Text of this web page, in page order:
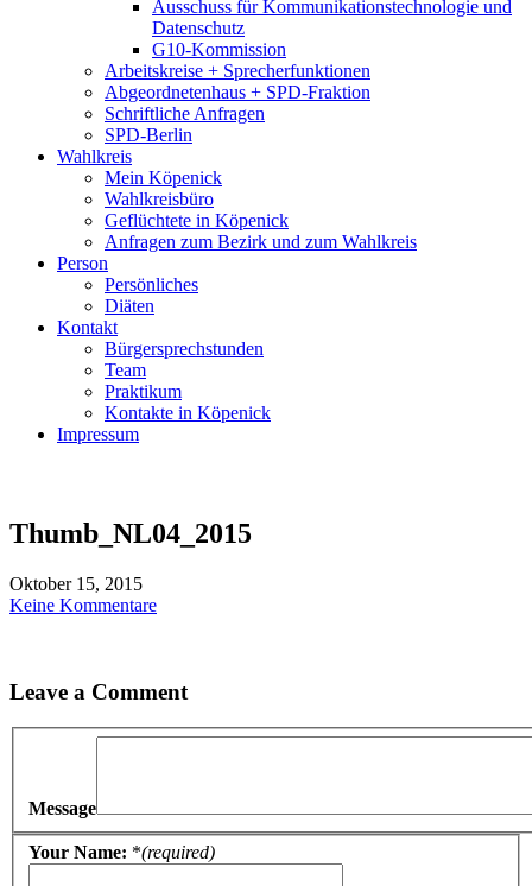
Ausschuss für Kommunikationstechnologie und
Datenschutz
G10-Kommission
Arbeitskreise + Sprecherfunktionen
Abgeordnetenhaus + SPD-Fraktion
Schriftliche Anfragen
SPD-Berlin
Wahlkreis
Mein Köpenick
Wahlkreisbüro
Geflüchtete in Köpenick
Anfragen zum Bezirk und zum Wahlkreis
Person
Persönliches
Diäten
Kontakt
Bürgersprechstunden
Team
Praktikum
Kontakte in Köpenick
Impressum
Thumb_NL04_2015
Oktober 15, 2015
Keine Kommentare
Leave a Comment
Message
Your Name: *(required)